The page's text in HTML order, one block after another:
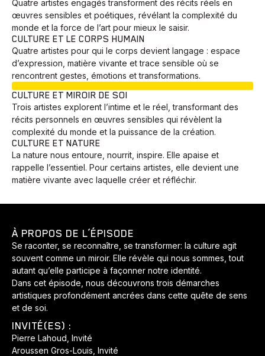
Quatre artistes engagés transforment des récits réels en
œuvres sensibles et poétiques, révélant la complexité du
monde et la force de l’art pour mieux le saisir.
CULTURE ET LE CORPS HUMAIN
Quatre artistes pour qui le corps devient langage : espace
d’expression, matière vivante et trace sensible où se
rencontrent gestes, émotions et transformations.
CULTURE ET MIROIR DE SOI
Trois artistes explorent l’intime et le réel, transformant des
récits personnels en œuvres sensibles qui révèlent la
complexité du monde et la puissance de la création.
CULTURE ET NATURE
La nature nous entoure, nourrit, inspire. Elle apaise et
rappelle l’essentiel. Pour certains artistes, elle devient une
matière vivante avec laquelle créer et réfléchir.
À PROPOS DE L’ÉPISODE
Se raconter, se reconnaître, se transformer: la culture agit
souvent comme un miroir. Elle révèle qui nous sommes, tout
autant qu’elle participe à façonner notre identité.
Dans cet épisode, nous découvrons trois démarches
artistiques profondément ancrées dans cette quête de sens
et de soi.
INVITÉ(ES) :
Pierre Lahoud, Invité
Aroussen Gros-Louis, Invité